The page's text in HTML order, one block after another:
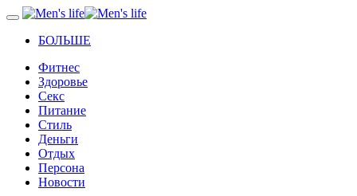
БОЛЬШЕ
Фитнес
Здоровье
Секс
Питание
Стиль
Деньги
Отдых
Персона
Новости